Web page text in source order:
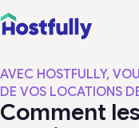
AVEC HOSTFULLY,
DE VOS LOCATIONS
Comment